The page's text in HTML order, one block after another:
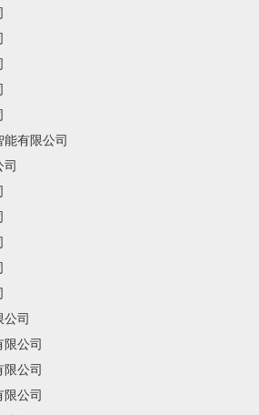
有限公司
司
公司
公司
公司